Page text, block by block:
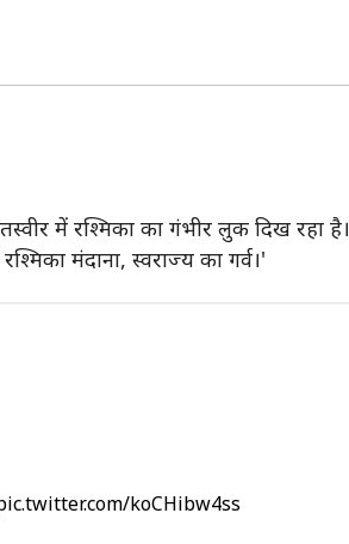
में रश्मिका का गंभीर लुक दिख रहा है।
मंदाना, स्वराज्य का गर्व।'
koCHibw4ss